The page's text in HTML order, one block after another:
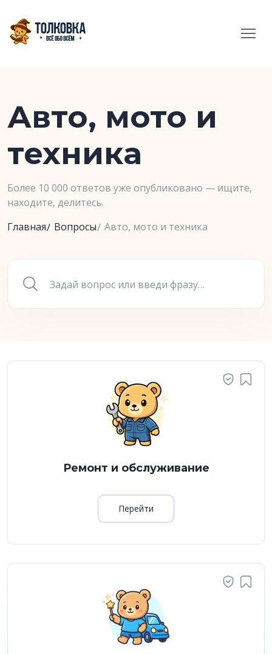
Авто, мото и
техника
Более 10 000 ответов уже опубликовано — ищите,
находите, делитесь.
Главная
Вопросы Авто, мото и техника
Ремонт и обслуживание
Перейти